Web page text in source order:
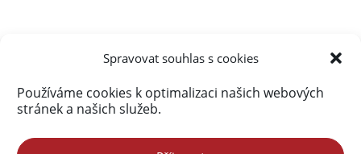
Spravovat souhlas s cookies
Používáme cookies k optimalizaci našich webových
stránek a našich služeb.
Úvod Obsah webu
Aktuálně